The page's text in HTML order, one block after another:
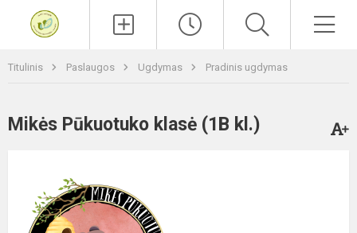
Titulinis Paslaugos Ugdymas Pradinis ugdymas
Mikės Pūkuotuko klasė (1B kl.)